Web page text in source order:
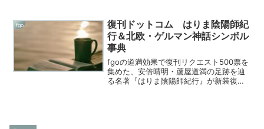
モンのアシュくんさながらのコンビネー
ションをお茶の時間に...
fgo
復刊ドットコム はりま陰陽師紀
行＆北欧・ゲルマン神話シンボル
事典
fgoの道満効果で復刊リクエスト500票を
集めた、安倍晴明・蘆屋道満の足跡を辿
る名著『はりま陰陽師紀行』が新装復